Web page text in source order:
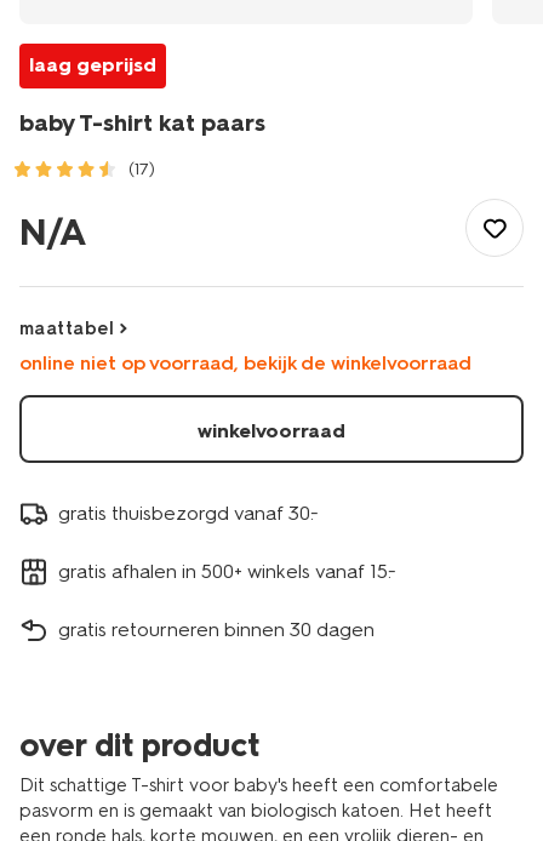
laag geprijsd
baby T-shirt kat paars
(17)
t-
shirt-
t-
shirt-
paars-
33000270PURPLE.html
N/A
maattabel
online niet op voorraad, bekijk de winkelvoorraad
winkelvoorraad
gratis thuisbezorgd vanaf 30.-
gratis afhalen in 500+ winkels vanaf 15.-
gratis retourneren binnen 30 dagen
over dit product
Dit schattige T-shirt voor baby's heeft een comfortabele
pasvorm en is gemaakt van biologisch katoen. Het heeft
een ronde hals, korte mouwen, en een vrolijk dieren- en